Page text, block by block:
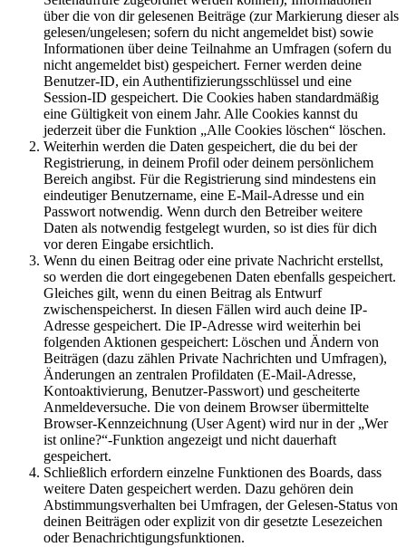
über die von dir gelesenen Beiträge (zur Markierung dieser als
gelesen/ungelesen; sofern du nicht angemeldet bist) sowie
Informationen über deine Teilnahme an Umfragen (sofern du
nicht angemeldet bist) gespeichert. Ferner werden deine
Benutzer-ID, ein Authentifizierungsschlüssel und eine
Session-ID gespeichert. Die Cookies haben standardmäßig
eine Gültigkeit von einem Jahr. Alle Cookies kannst du
jederzeit über die Funktion „Alle Cookies löschen“ löschen.
Weiterhin werden die Daten gespeichert, die du bei der
Registrierung, in deinem Profil oder deinem persönlichem
Bereich angibst. Für die Registrierung sind mindestens ein
eindeutiger Benutzername, eine E-Mail-Adresse und ein
Passwort notwendig. Wenn durch den Betreiber weitere
Daten als notwendig festgelegt wurden, so ist dies für dich
vor deren Eingabe ersichtlich.
Wenn du einen Beitrag oder eine private Nachricht erstellst,
so werden die dort eingegebenen Daten ebenfalls gespeichert.
Gleiches gilt, wenn du einen Beitrag als Entwurf
zwischenspeicherst. In diesen Fällen wird auch deine IP-
Adresse gespeichert. Die IP-Adresse wird weiterhin bei
folgenden Aktionen gespeichert: Löschen und Ändern von
Beiträgen (dazu zählen Private Nachrichten und Umfragen),
Änderungen an zentralen Profildaten (E-Mail-Adresse,
Kontoaktivierung, Benutzer-Passwort) und gescheiterte
Anmeldeversuche. Die von deinem Browser übermittelte
Browser-Kennzeichnung (User Agent) wird nur in der „Wer
ist online?“-Funktion angezeigt und nicht dauerhaft
gespeichert.
Schließlich erfordern einzelne Funktionen des Boards, dass
weitere Daten gespeichert werden. Dazu gehören dein
Abstimmungsverhalten bei Umfragen, der Gelesen-Status von
deinen Beiträgen oder explizit von dir gesetzte Lesezeichen
oder Benachrichtigungsfunktionen.